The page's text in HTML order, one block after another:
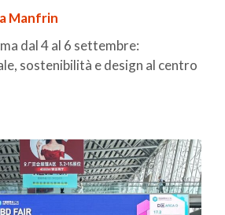
Manfrin
dal 4 al 6 settembre:
sostenibilità e design al centro